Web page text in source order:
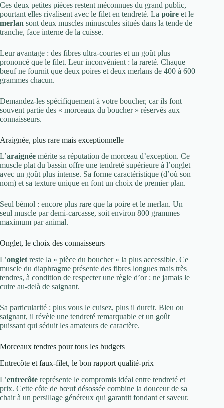
Ces deux petites pièces restent méconnues du grand public,
pourtant elles rivalisent avec le filet en tendreté. La poire et le
merlan sont deux muscles minuscules situés dans la tende de
tranche, face interne de la cuisse.
Leur avantage : des fibres ultra-courtes et un goût plus
prononcé que le filet. Leur inconvénient : la rareté. Chaque
bœuf ne fournit que deux poires et deux merlans de 400 à 600
grammes chacun.
Demandez-les spécifiquement à votre boucher, car ils font
souvent partie des « morceaux du boucher » réservés aux
connaisseurs.
Araignée, plus rare mais exceptionnelle
L’araignée mérite sa réputation de morceau d’exception. Ce
muscle plat du bassin offre une tendreté supérieure à l’onglet
avec un goût plus intense. Sa forme caractéristique (d’où son
nom) et sa texture unique en font un choix de premier plan.
Seul bémol : encore plus rare que la poire et le merlan. Un
seul muscle par demi-carcasse, soit environ 800 grammes
maximum par animal.
Onglet, le choix des connaisseurs
L’onglet reste la « pièce du boucher » la plus accessible. Ce
muscle du diaphragme présente des fibres longues mais très
tendres, à condition de respecter une règle d’or : ne jamais le
cuire au-delà de saignant.
Sa particularité : plus vous le cuisez, plus il durcit. Bleu ou
saignant, il révèle une tendreté remarquable et un goût
puissant qui séduit les amateurs de caractère.
Morceaux tendres pour tous les budgets
Entrecôte et faux-filet, le bon rapport qualité-prix
L’entrecôte représente le compromis idéal entre tendreté et
prix. Cette côte de bœuf désossée combine la douceur de sa
chair à un persillage généreux qui garantit fondant et saveur.